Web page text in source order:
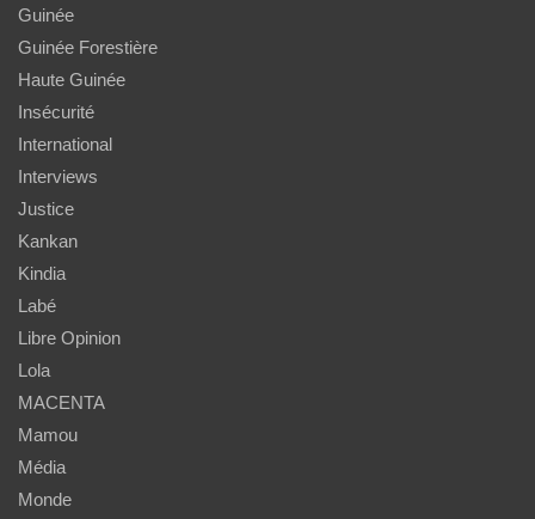
Guinée
Guinée Forestière
Haute Guinée
Insécurité
International
Interviews
Justice
Kankan
Kindia
Labé
Libre Opinion
Lola
MACENTA
Mamou
Média
Monde